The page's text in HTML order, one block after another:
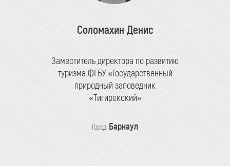
Соломахин Денис
Заместитель директора по развитию
туризма ФГБУ «Государственный
природный заповедник
«Тигирекский»
Город: Барнаул